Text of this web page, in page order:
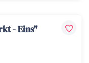
- Eins"